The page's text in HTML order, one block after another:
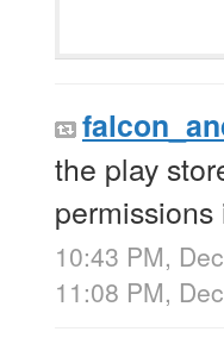
the play
10:43 PM,
11:08 PM,